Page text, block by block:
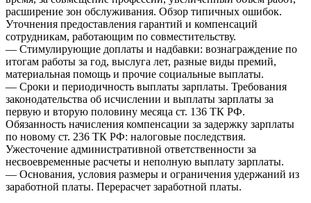
расширение зон обслуживания. Обзор типичных ошибок.
Уточнения предоставления гарантий и компенсаций
сотрудникам, работающим по совместительству.
— Стимулирующие доплаты и надбавки: вознаграждение по
итогам работы за год, выслуга лет, разные виды премий,
материальная помощь и прочие социальные выплаты.
— Сроки и периодичность выплаты зарплаты. Требования
законодательства об исчислении и выплаты зарплаты за
первую и вторую половину месяца ст. 136 ТК РФ.
Обязанность начисления компенсации за задержку зарплаты
по новому ст. 236 ТК РФ: налоговые последствия.
Ужесточение административной ответственности за
несвоевременные расчеты и неполную выплату зарплаты.
— Основания, условия размеры и ограничения удержаний из
заработной платы. Перерасчет заработной платы.